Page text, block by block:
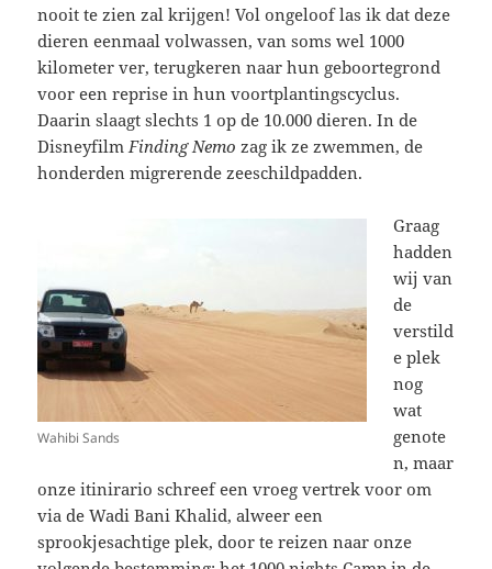
nooit te zien zal krijgen! Vol ongeloof las ik dat deze
dieren eenmaal volwassen, van soms wel 1000
kilometer ver, terugkeren naar hun geboortegrond
voor een reprise in hun voortplantingscyclus.
Daarin slaagt slechts 1 op de 10.000 dieren. In de
Disneyfilm Finding Nemo zag ik ze zwemmen, de
honderden migrerende zeeschildpadden.
Wahibi Sands
Graag
hadden
wij van
de
verstild
e plek
nog
wat
genote
n, maar
onze itinirario schreef een vroeg vertrek voor om
via de Wadi Bani Khalid, alweer een
sprookjesachtige plek, door te reizen naar onze